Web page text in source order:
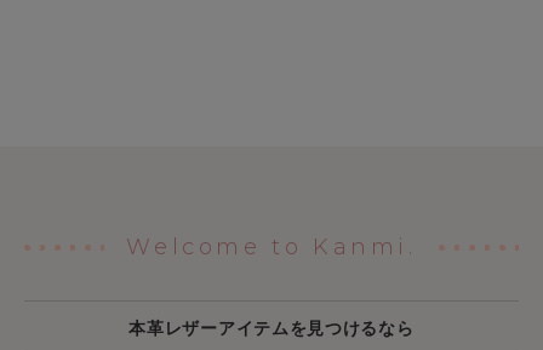
Welcome to Kanmi.
本革レザーアイテムを見つけるなら